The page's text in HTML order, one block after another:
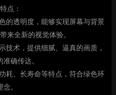
点：
的透明度，能够实现屏幕与背景
来全新的视觉体验。
技术，提供细腻、逼真的画质，
确传达。
耗、长寿命等特点，符合绿色环
念。